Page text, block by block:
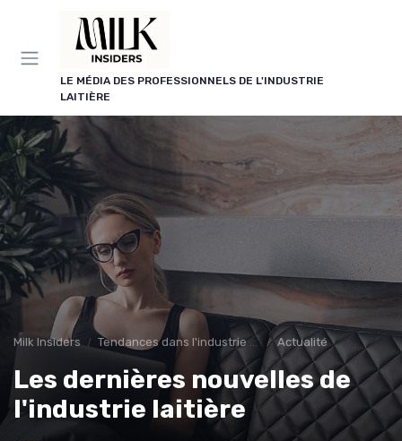
LE MÉDIA DES PROFESSIONNELS DE L'INDUSTRIE
LAITIÈRE
Milk Insiders Tendances dans l'industrie des produits laitiers Actualité
Les dernières nouvelles de
l'industrie laitière